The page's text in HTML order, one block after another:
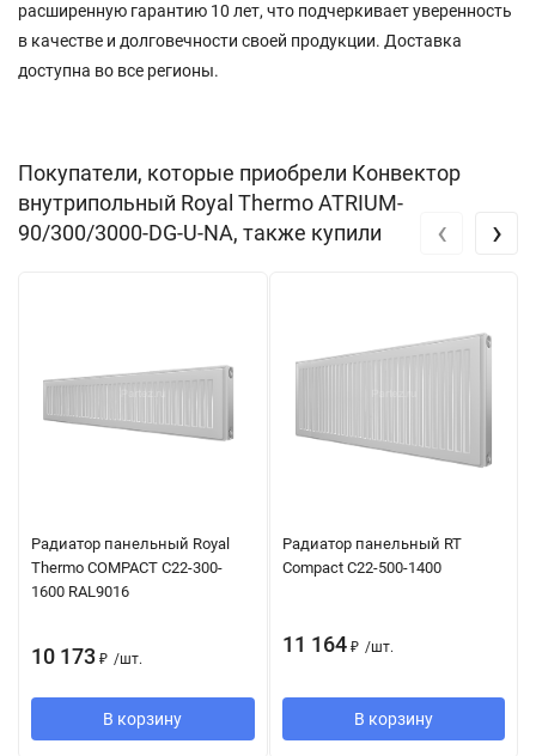
расширенную гарантию 10 лет, что подчеркивает уверенность
в качестве и долговечности своей продукции. Доставка
доступна во все регионы.
Покупатели, которые приобрели Конвектор
внутрипольный Royal Thermo ATRIUM-
90/300/3000-DG-U-NA, также купили
Радиатор панельный Royal
Thermo COMPACT C22-300-
1600 RAL9016
10 173 ₽ /шт.
В корзину
Радиатор панельный RT
Compact C22-500-1400
11 164 ₽ /шт.
В корзину
‹ ›